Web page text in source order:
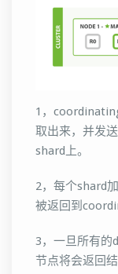
1，
取出来，并发
shard上。
2，每个shard
被返回到
3，一旦所有
节点将会返回